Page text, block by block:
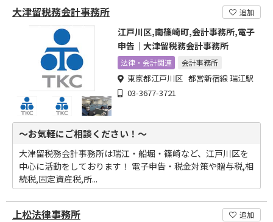
大津留税務会計事務所 追加
江戸川区,南篠崎町,会計事務所,電子
申告｜大津留税務会計事務所
法律・会計関連 会計事務所
東京都江戸川区 都営新宿線 瑞江駅
03-3677-3721
～お気軽にご相談ください！～
大津留税務会計事務所は瑞江・船堀・篠崎など、江戸川区を
中心に活動をしております！ 電子申告・税金対策や贈与税,相
続税,固定資産税,所...
上松法律事務所 追加